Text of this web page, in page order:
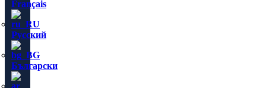
Français
Русский
Български